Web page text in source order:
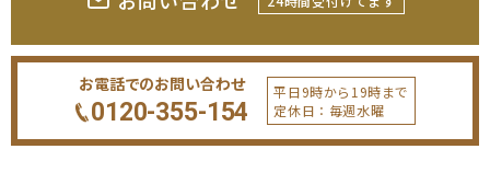
お電話でのお問い合わせ
0120-355-154
平日9時から19時まで
定休日：毎週水曜